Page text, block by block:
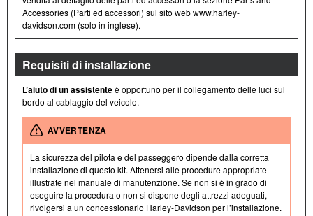
Accessories (Parti ed accessori) sul sito web www.harley-
davidson.com (solo in inglese).
Requisiti di installazione
L’aiuto di un assistenteè opportuno per il collegamento delle luci sul
bordo al cablaggio del veicolo.
AVVERTENZA
La sicurezza del pilota e del passeggero dipende dalla corretta
installazione di questo kit. Attenersi alle procedure appropriate
illustrate nel manuale di manutenzione. Se non si è in grado di
eseguire la procedura o non si dispone degli attrezzi adeguati,
rivolgersi a un concessionario Harley-Davidson per l’installazione.